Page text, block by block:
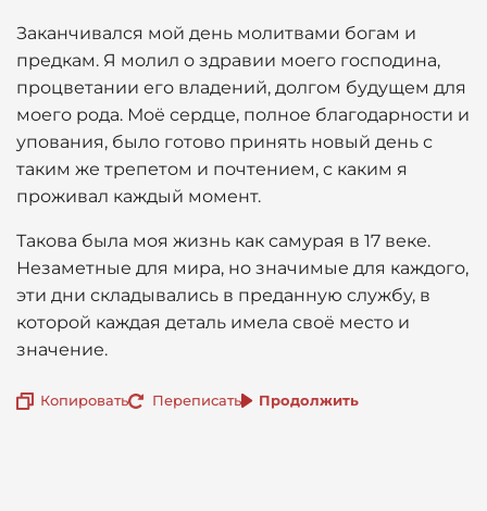
Заканчивался мой день молитвами богам и
предкам. Я молил о здравии моего господина,
процветании его владений, долгом будущем для
моего рода. Моё сердце, полное благодарности и
упования, было готово принять новый день с
таким же трепетом и почтением, с каким я
проживал каждый момент.
Такова была моя жизнь как самурая в 17 веке.
Незаметные для мира, но значимые для каждого,
эти дни складывались в преданную службу, в
которой каждая деталь имела своё место и
значение.
Копировать Переписать Продолжить